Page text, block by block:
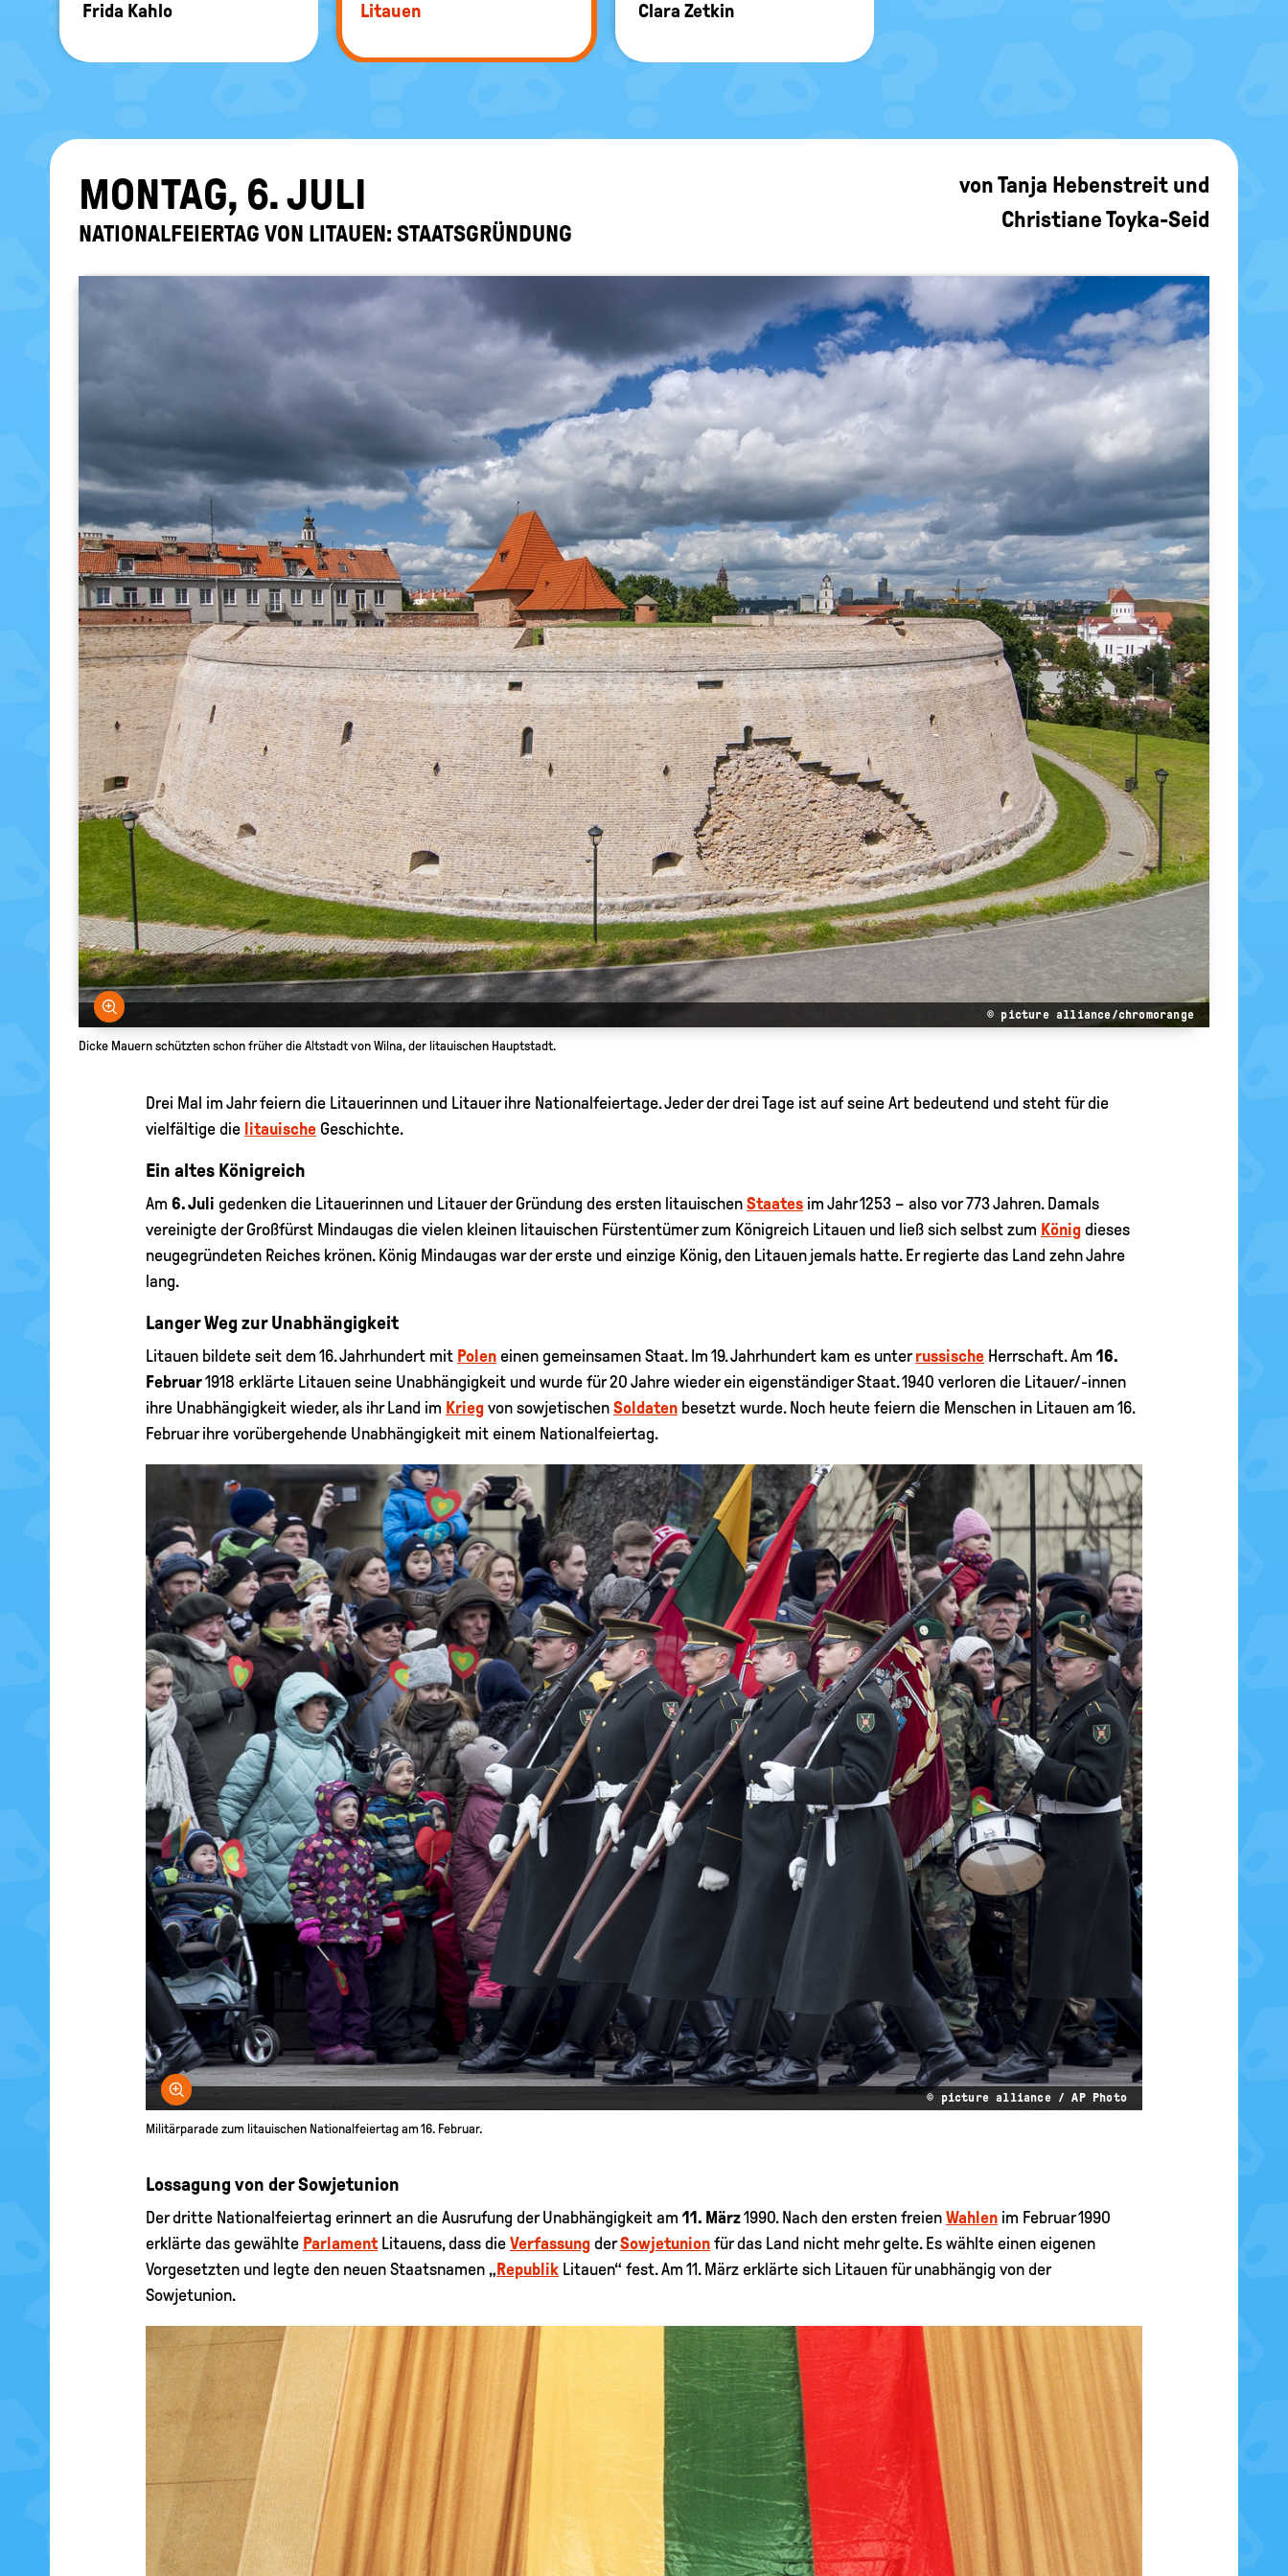
Frida Kahlo Li­tau­en Clara Zet­kin
MON­TAG, 6. JULI
NA­TIO­NAL­FEI­ER­TAG VON LI­TAU­EN: STAATS­GRÜN­DUNG
vonTanja Hebenstreit und
Christiane Toyka-Seid
Bild vergrößern
© picture alliance/chromorange
Dicke Mauern schützten schon früher die Altstadt von Wilna, der litauischen Hauptstadt.
Drei Mal im Jahr feiern die Litauerinnen und Litauer ihre Nationalfeiertage. Jeder der drei Tage ist auf seine Art bedeutend und steht für die
vielfältige die litauische Geschichte.
Ein altes Königreich
Am 6. Juli gedenken die Litauerinnen und Litauer der Gründung des ersten litauischen Staates im Jahr 1253 – also vor 773 Jahren. Damals
vereinigte der Großfürst Mindaugas die vielen kleinen litauischen Fürstentümer zum Königreich Litauen und ließ sich selbst zum König dieses
neugegründeten Reiches krönen. König Mindaugas war der erste und einzige König, den Litauen jemals hatte. Er regierte das Land zehn Jahre
lang.
Langer Weg zur Unabhängigkeit
Litauen bildete seit dem 16. Jahrhundert mit Polen einen gemeinsamen Staat. Im 19. Jahrhundert kam es unterrussische Herrschaft. Am 16.
Februar1918 erklärte Litauen seine Unabhängigkeit und wurde für 20 Jahre wieder ein eigenständiger Staat. 1940 verloren die Litauer/-innen
ihre Unabhängigkeit wieder, als ihr Land im Krieg von sowjetischen Soldaten besetzt wurde. Noch heute feiern die Menschen in Litauen am 16.
Februar ihre vorübergehende Unabhängigkeit mit einem Nationalfeiertag.
Bild vergrößern
© picture alliance / AP Photo
Militärparade zum litauischen Nationalfeiertag am 16. Februar.
Lossagung von der Sowjetunion
Der dritte Nationalfeiertag erinnert an die Ausrufung der Unabhängigkeit am 11. März1990. Nach den ersten freien Wahlen im Februar 1990
erklärte das gewählte ParlamentLitauens, dass die Verfassung derSowjetunion für das Land nicht mehr gelte. Es wählte einen eigenen
Vorgesetzten und legte den neuen Staatsnamen „Republik Litauen“ fest. Am 11. März erklärte sich Litauen für unabhängig von der
Sowjetunion.